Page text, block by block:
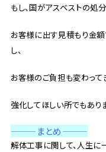
もし、国がアスベストの処
お客様に出す見積もり金
し、
お客様のご負担も変わって
強化してほしい所でもあり
———まとめ———
解体工事に関して、人生